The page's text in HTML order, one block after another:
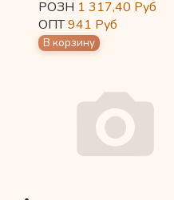
РОЗН 1 317,40 Руб
ОПТ941 Руб